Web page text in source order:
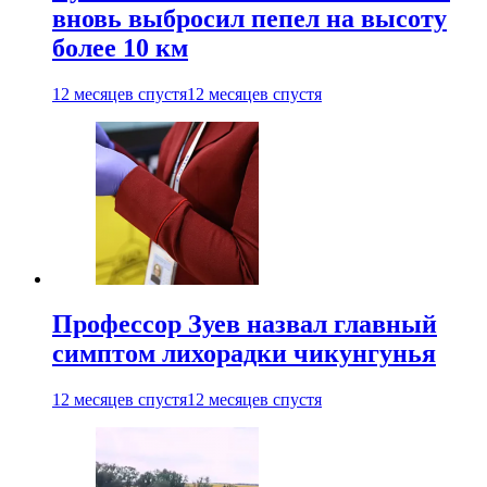
вновь выбросил пепел на высоту
более 10 км
12 месяцев спустя12 месяцев спустя
Профессор Зуев назвал главный
симптом лихорадки чикунгунья
12 месяцев спустя12 месяцев спустя